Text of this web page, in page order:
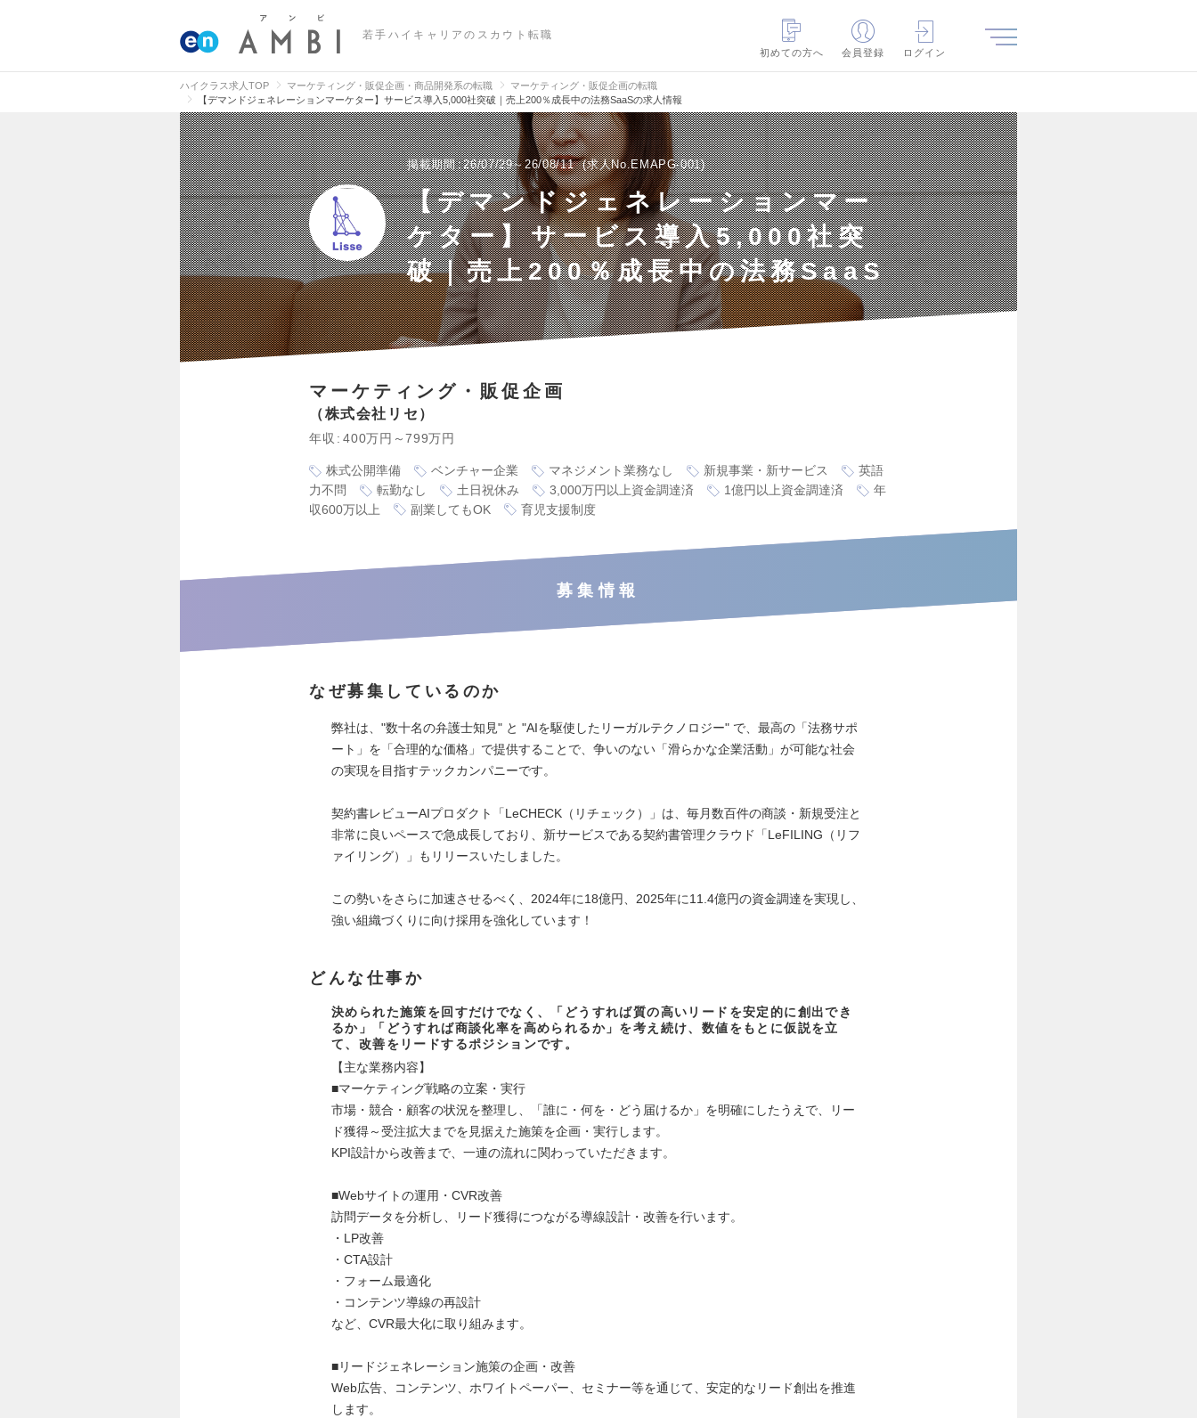
若手ハイキャリアのスカウト転職
初めての方へ
会員登録 ログイン
ハイクラス求人TOP マーケティング・販促企画・商品開発系の転職
マーケティング・販促企画の転職
【デマンドジェネレーションマーケター】サービス導入5,000社突破｜売上200％成長中の法務SaaSの求人情報
掲載期間 26/07/29～26/08/11 求人No.EMAPG-001
【デマンドジェネレーションマー
ケター】サービス導入5,000社突
破｜売上200％成長中の法務SaaS
マーケティング・販促企画
株式会社リセ
年収 400万円～799万円
株式公開準備 ベンチャー企業 マネジメント業務なし 新規事業・新サービス
英語
力不問
転勤なし 土日祝休み 3,000万円以上資金調達済 1億円以上資金調達済
年
収600万以上
副業してもOK 育児支援制度
募集情報
なぜ募集しているのか
弊社は、"数十名の弁護士知見" と "AIを駆使したリーガルテクノロジー" で、最高の「法務サポ
ート」を「合理的な価格」で提供することで、争いのない「滑らかな企業活動」が可能な社会
の実現を目指すテックカンパニーです。
契約書レビューAIプロダクト「LeCHECK（リチェック）」は、毎月数百件の商談・新規受注と
非常に良いペースで急成長しており、新サービスである契約書管理クラウド「LeFILING（リフ
ァイリング）」もリリースいたしました。
この勢いをさらに加速させるべく、2024年に18億円、2025年に11.4億円の資金調達を実現し、
強い組織づくりに向け採用を強化しています！
どんな仕事か
決められた施策を回すだけでなく、「どうすれば質の高いリードを安定的に創出でき
るか」「どうすれば商談化率を高められるか」を考え続け、数値をもとに仮説を立
て、改善をリードするポジションです。
【主な業務内容】
■マーケティング戦略の立案・実行
市場・競合・顧客の状況を整理し、「誰に・何を・どう届けるか」を明確にしたうえで、リー
ド獲得～受注拡大までを見据えた施策を企画・実行します。
KPI設計から改善まで、一連の流れに関わっていただきます。
■Webサイトの運用・CVR改善
訪問データを分析し、リード獲得につながる導線設計・改善を行います。
・LP改善
・CTA設計
・フォーム最適化
・コンテンツ導線の再設計
など、CVR最大化に取り組みます。
■リードジェネレーション施策の企画・改善
Web広告、コンテンツ、ホワイトペーパー、セミナー等を通じて、安定的なリード創出を推進
します。